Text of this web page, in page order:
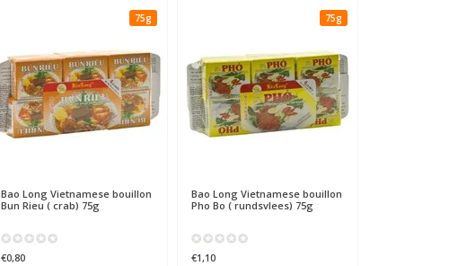
75g
Bao LongVietnamese bouillon
Bun Rieu ( crab) 75g
€0,80
75g
Bao LongVietnamese bouillon
Pho Bo ( rundsvlees) 75g
€1,10